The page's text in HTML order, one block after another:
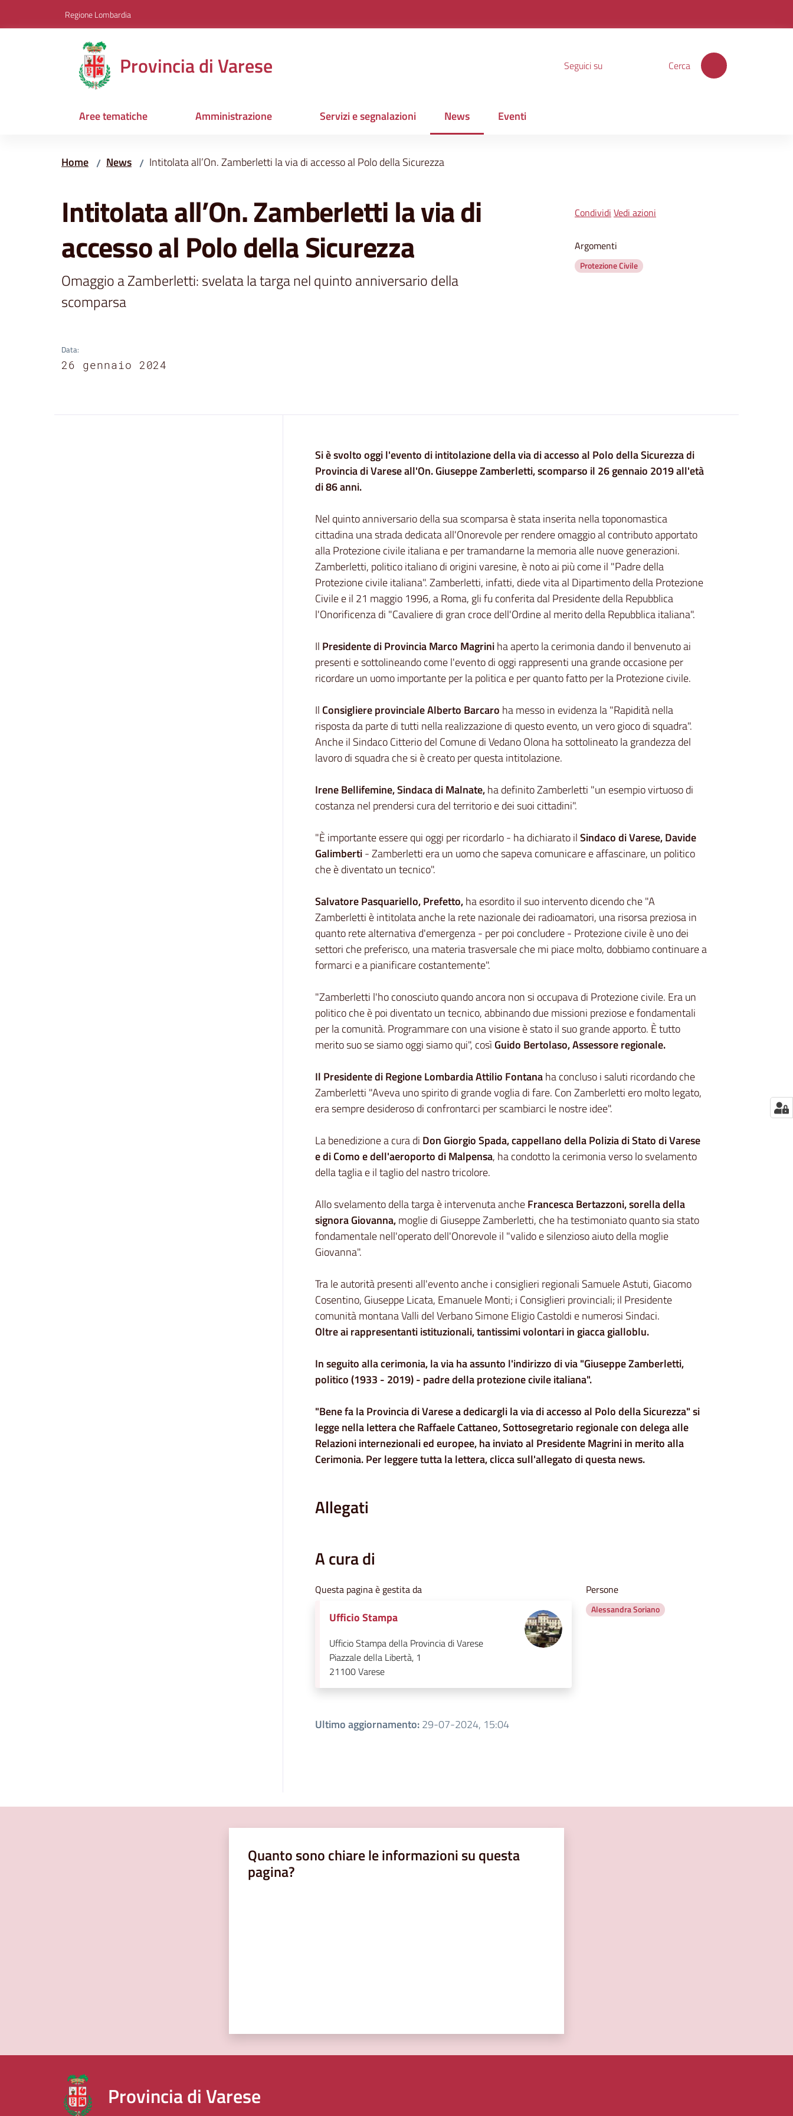
Regione Lombardia
Provincia di Varese Seguici su Cerca
Aree tematiche Amministrazione Servizi e segnalazioni News
Menu selezionato
Eventi
Home / News / Intitolata all’On. Zamberletti la via di accesso al Polo della Sicurezza
Intitolata all’On. Zamberletti la via di
accesso al Polo della Sicurezza
Omaggio a Zamberletti: svelata la targa nel quinto anniversario della
scomparsa
Data:
26 gennaio 2024
Condividi Vedi azioni
Argomenti
Protezione Civile
Contenuto
Si è svolto oggi l'evento di intitolazione della via di accesso al Polo della Sicurezza di
Provincia di Varese all'On. Giuseppe Zamberletti, scomparso il 26 gennaio 2019 all'età
di 86 anni.
Nel quinto anniversario della sua scomparsa è stata inserita nella toponomastica
cittadina una strada dedicata all'Onorevole per rendere omaggio al contributo apportato
alla Protezione civile italiana e per tramandarne la memoria alle nuove generazioni.
Zamberletti, politico italiano di origini varesine, è noto ai più come il "Padre della
Protezione civile italiana". Zamberletti, infatti, diede vita al Dipartimento della Protezione
Civile e il 21 maggio 1996, a Roma, gli fu conferita dal Presidente della Repubblica
l'Onorificenza di "Cavaliere di gran croce dell'Ordine al merito della Repubblica italiana".
Il Presidente di Provincia Marco Magriniha aperto la cerimonia dando il benvenuto ai
presenti e sottolineando come l'evento di oggi rappresenti una grande occasione per
ricordare un uomo importante per la politica e per quanto fatto per la Protezione civile.
Il Consigliere provinciale Alberto Barcaro ha messo in evidenza la "Rapidità nella
risposta da parte di tutti nella realizzazione di questo evento, un vero gioco di squadra".
Anche il Sindaco Citterio del Comune di Vedano Olona ha sottolineato la grandezza del
lavoro di squadra che si è creato per questa intitolazione.
Irene Bellifemine, Sindaca di Malnate,ha definito Zamberletti "un esempio virtuoso di
costanza nel prendersi cura del territorio e dei suoi cittadini".
"È importante essere qui oggi per ricordarlo - ha dichiarato ilSindaco di Varese, Davide
Galimberti- Zamberletti era un uomo che sapeva comunicare e affascinare, un politico
che è diventato un tecnico".
Salvatore Pasquariello, Prefetto,ha esordito il suo intervento dicendo che "A
Zamberletti è intitolata anche la rete nazionale dei radioamatori, una risorsa preziosa in
quanto rete alternativa d'emergenza - per poi concludere - Protezione civile è uno dei
settori che preferisco, una materia trasversale che mi piace molto, dobbiamo continuare a
formarci e a pianificare costantemente".
"Zamberletti l'ho conosciuto quando ancora non si occupava di Protezione civile. Era un
politico che è poi diventato un tecnico, abbinando due missioni preziose e fondamentali
per la comunità. Programmare con una visione è stato il suo grande apporto. È tutto
merito suo se siamo oggi siamo qui", così Guido Bertolaso, Assessore regionale.
Il Presidente di Regione Lombardia Attilio Fontanaha concluso i saluti ricordando che
Zamberletti "Aveva uno spirito di grande voglia di fare. Con Zamberletti ero molto legato,
era sempre desideroso di confrontarci per scambiarci le nostre idee".
La benedizione a cura di Don Giorgio Spada, cappellano della Polizia di Stato di Varese
e di Como e dell'aeroporto di Malpensa, ha condotto la cerimonia verso lo svelamento
della taglia e il taglio del nastro tricolore.
Allo svelamento della targa è intervenuta ancheFrancesca Bertazzoni, sorella della
signora Giovanna,moglie di Giuseppe Zamberletti, che ha testimoniato quanto sia stato
fondamentale nell'operato dell'Onorevole il "valido e silenzioso aiuto della moglie
Giovanna".
Tra le autorità presenti all'evento anche i consiglieri regionali Samuele Astuti, Giacomo
Cosentino, Giuseppe Licata, Emanuele Monti; i Consiglieri provinciali; il Presidente
comunità montana Valli del Verbano Simone Eligio Castoldi e numerosi Sindaci.
Oltre ai rappresentanti istituzionali, tantissimi volontari in giacca gialloblu.
In seguito alla cerimonia, la via ha assunto l'indirizzo di via "Giuseppe Zamberletti,
politico (1933 - 2019) - padre della protezione civile italiana".
"Bene fa la Provincia di Varese a dedicargli la via di accesso al Polo della Sicurezza" si
legge nella lettera che Raffaele Cattaneo, Sottosegretario regionale con delega alle
Relazioni internezionali ed europee, ha inviato al Presidente Magrini in merito alla
Cerimonia. Per leggere tutta la lettera, clicca sull'allegato di questa news.
Allegati
A cura di
Questa pagina è gestita da
Ufficio Stampa
Ufficio Stampa della Provincia di Varese
Piazzale della Libertà, 1
21100Varese
Persone
Alessandra Soriano
Ultimo aggiornamento:29-07-2024, 15:04
Quanto sono chiare le informazioni su questa
pagina?
Provincia di Varese